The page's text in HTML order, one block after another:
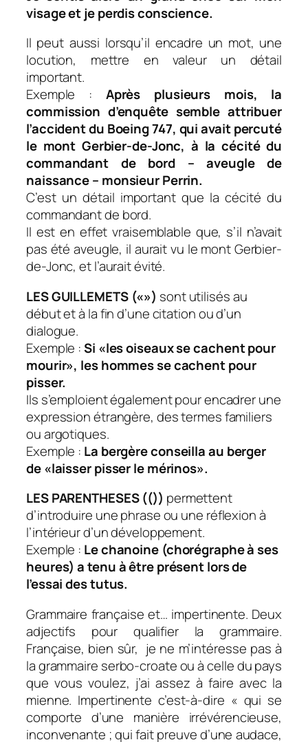
visage et je perdis conscience.
Il peut aussi lorsqu’il encadre un mot, une
locution, mettre en valeur un détail
important.
Exemple : Après plusieurs mois, la
commission d’enquête semble attribuer
l’accident du Boeing 747, qui avait percuté
le mont Gerbier-de-Jonc, à la cécité du
commandant de bord – aveugle de
naissance – monsieur Perrin.
C’est un détail important que la cécité du
commandant de bord.
Il est en effet vraisemblable que, s’il n’avait
pas été aveugle, il aurait vu le mont Gerbier-
de-Jonc, et l’aurait évité.
LES GUILLEMETS («») sont utilisés au
début et à la fin d’une citation ou d’un
dialogue.
Exemple :Si «les oiseaux se cachent pour
mourir», les hommes se cachent pour
pisser.
Ils s’emploient également pour encadrer une
expression étrangère, des termes familiers
ou argotiques.
Exemple : La bergère conseilla au berger
de «laisser pisser le mérinos».
LES PARENTHESES (()) permettent
d’introduire une phrase ou une réflexion à
l’intérieur d’un développement.
Exemple : Le chanoine (chorégraphe à ses
heures) a tenu à être présent lors de
l’essai des tutus.
Grammaire française et… impertinente. Deux
adjectifs pour qualifier la grammaire.
Française, bien sûr, je ne m’intéresse pas à
la grammaire serbo-croate ou à celle du pays
que vous voulez, j’ai assez à faire avec la
mienne. Impertinente c’est-à-dire « qui se
comporte d’une manière irrévérencieuse,
inconvenante ; qui fait preuve d’une audace,